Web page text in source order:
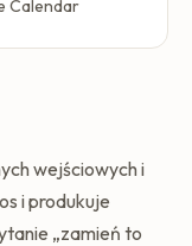
Calendar
wejściowych i
i produkuje
„zamień to